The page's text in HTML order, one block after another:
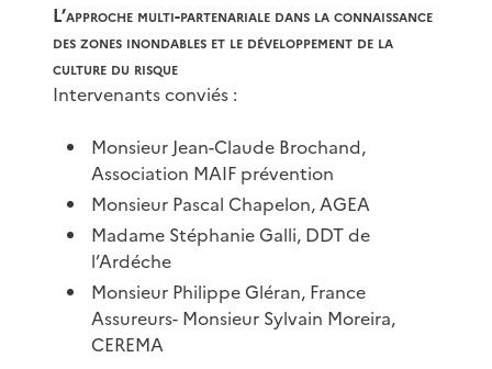
L’approche multi-partenariale dans la connaissance
des zones inondables et le développement de la
culture du risque
Intervenants conviés :
Monsieur Jean-Claude Brochand,
Association MAIF prévention
Monsieur Pascal Chapelon, AGEA
Madame Stéphanie Galli, DDT de
l’Ardéche
Monsieur Philippe Gléran, France
Assureurs- Monsieur Sylvain Moreira,
CEREMA